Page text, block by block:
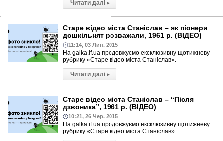
Читати далі ▸
Старе відео міста Станіслав – як піонери
дошкільнят розважали, 1961 р. (ВІДЕО)
11:14, 03 Лип. 2015
На galka.if.ua продовжуємо ексклюзивну щотижневу
рубрику «Старе відео міста Станіслав».
Читати далі ▸
Старе відео міста Станіслав – “Після
дзвоника”, 1961 р. (ВІДЕО)
10:21, 26 Чер. 2015
На galka.if.ua продовжуємо ексклюзивну щотижневу
рубрику «Старе відео міста Станіслав».